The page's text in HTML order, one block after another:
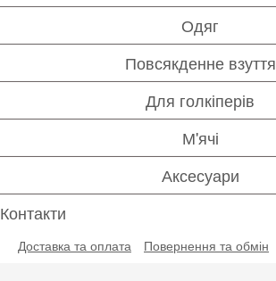
Одяг
Повсякденне взуття
Для голкіперів
М'ячі
Аксесуари
Контакти
Доставка та оплата Повернення та обмін